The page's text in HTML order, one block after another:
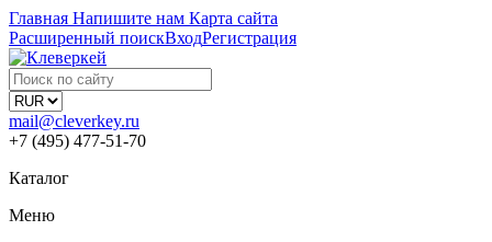
Главная Напишите нам Карта сайта
Расширенный поискВходРегистрация
mail@cleverkey.ru
+7 (495) 477-51-70
Каталог
Меню